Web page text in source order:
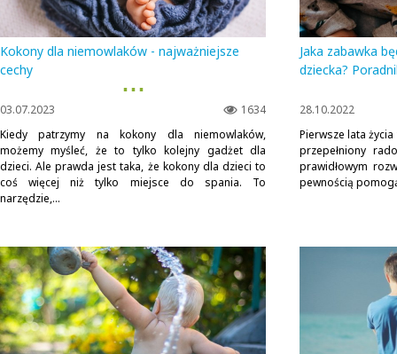
Kokony dla niemowlaków - najważniejsze
cechy
▪ ▪ ▪
1634
03.07.2023
Kiedy patrzymy na kokony dla niemowlaków,
możemy myśleć, że to tylko kolejny gadżet dla
dzieci. Ale prawda jest taka, że kokony dla dzieci to
coś więcej niż tylko miejsce do spania. To
narzędzie,...
Jaka zabawka
dziecka?
28.10.2022
Pierwsze lata
przepełniony
prawidłowym
pewnością